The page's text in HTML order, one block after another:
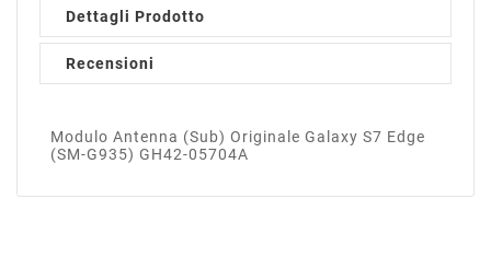
Dettagli Prodotto
Recensioni
Modulo Antenna (Sub) Originale Galaxy S7 Edge
(SM-G935) GH42-05704A